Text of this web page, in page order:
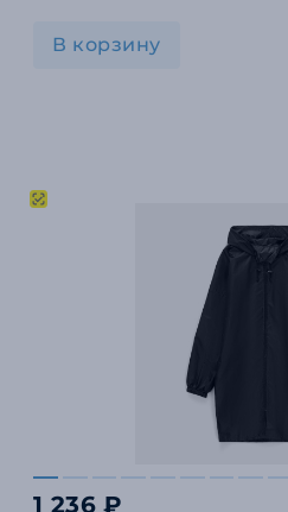
В корзину
1 236 ₽